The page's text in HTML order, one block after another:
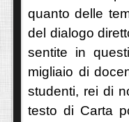
quanto delle
del dialogo
sentite in
migliaio di
studenti, rei di
testo di Carta